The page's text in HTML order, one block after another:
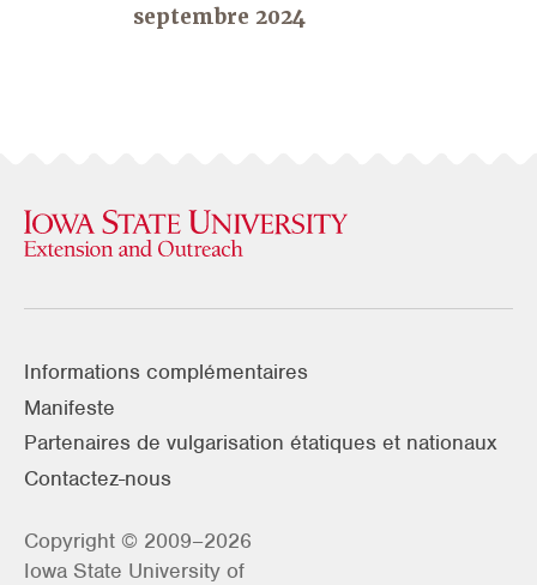
septembre 2024
Informations complémentaires
Manifeste
Partenaires de vulgarisation étatiques et nationaux
Contactez-nous
Copyright © 2009–2026
Iowa State University of